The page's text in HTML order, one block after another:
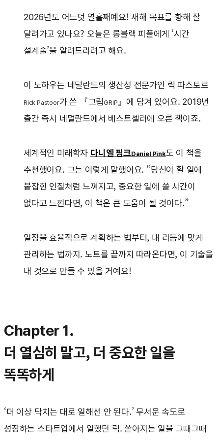
2026년도 어느덧 열흘째예요! 새해 목표를 향해 잘
달려가고 있나요? 오늘은 롱블랙 피플에게 ‘시간
설계술’을 알려드리려고 해요.
이 노하우는 네덜란드의 생산성 전문가인 릭 파스토르
Rick Pastoor가 쓴 『그립GRIP 』에 담겨 있어요. 2019년
출간 즉시 네덜란드에서 베스트셀러에 오른 책이죠.
세계적인 미래학자 다니엘 핑크Daniel Pink도 이 책을
추천했어요. 그는 이렇게 말했어요. “당신이 할 일에
붙잡힌 인질처럼 느껴지고, 중요한 일에 쓸 시간이
없다고 느낀다면, 이 책은 큰 도움이 될 것이다.”
일정을 효율적으로 계획하는 법부터, 내 리듬에 맞게
관리하는 법까지. 노트를 끝까지 따라온다면, 이 기술을
내 것으로 만들 수 있을 거예요!
Chapter 1.
더 열심히 말고, 더 중요한 일을
똑똑하게
‘더 이상 닥치는 대로 일해선 안 된다.’ 무서운 속도로
성장하는 스타트업에서 일했던 릭. 쏟아지는 일을 그때그때